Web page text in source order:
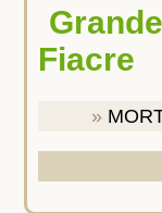
Grande foire de la Saint-
Fiacre